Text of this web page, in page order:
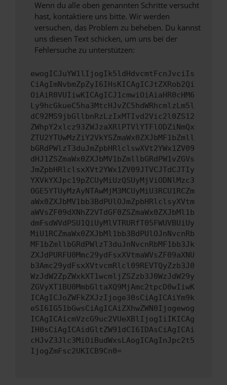
Wenn du alle oben genannten Schritte versucht
hast, kontaktiere uns bitte. Wir werden
versuchen, das Problem zu beheben. Du kannst
uns diesen Text schicken, um uns bei der
Fehlersuche zu unterstützen:
ewogICJuYW1lIjogIk5ldHdvcmtFcnJvciIs
CiAgImNvbmZpZyI6IHsKICAgICJtZXRob2Qi
OiAiR0VUIiwKICAgICJ1cmwiOiAiaHR0cHM6
Ly9hcGkueC5ha3MtcHJvZC5hdWRhcmlzLm5l
dC92MS9jbGllbnRzLzIxMTIvd2Vic2l0ZS12
ZWhpY2xlcz93ZWJzaXRlPTVlYTFlODZiNmQx
ZTU2YTUwMzZiY2VkYSZmaWx0ZXJbMF1bZmll
bGRdPWlzT3duJmZpbHRlclswXVt2YWx1ZV09
dHJ1ZSZmaWx0ZXJbMV1bZmllbGRdPW1vZGVs
JmZpbHRlclsxXVt2YWx1ZV09JTVCJTdCJTIy
YXVkYXJpc19pZCUyMiUzQSUyMjViODNlMzc3
OGE5YTUyMzAyNTAwMjM3MCUyMiU3RCU1RCZm
aWx0ZXJbMV1bb3BdPUlOJmZpbHRlclsyXVtm
aWVsZF09dXNhZ2VTdGF0ZSZmaWx0ZXJbMl1b
dmFsdWVdPSU1QiUyMlVTRURfT05FWUVBUiUy
MiU1RCZmaWx0ZXJbMl1bb3BdPUlOJnNvcnRb
MF1bZmllbGRdPWlzT3duJnNvcnRbMF1bb3Jk
ZXJdPURFU0Mmc29ydFsxXVtmaWVsZF09aXNU
b3Amc29ydFsxXVtvcmRlcl09REVTQyZzb3J0
WzJdW2ZpZWxkXT1wcmljZSZzb3J0WzJdW29y
ZGVyXT1BU0MmbGltaXQ9MjAmc2tpcD0wIiwK
ICAgICJoZWFkZXJzIjoge30sCiAgICAiYm9k
eSI6IG51bGwsCiAgICAiZXhwZWN0Ijogewog
ICAgICAicmVzcG9uc2VUeXBlIjogIiIKICAg
IH0sCiAgICAidGltZW91dCI6IDAsCiAgICAi
cHJvZ3Jlc3MiOiBudWxsLAogICAgInJpc2t5
IjogZmFsc2UKICB9Cn0=